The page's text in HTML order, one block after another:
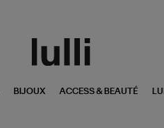
BIJOUX ACCESS & BEAUTÉ LUI